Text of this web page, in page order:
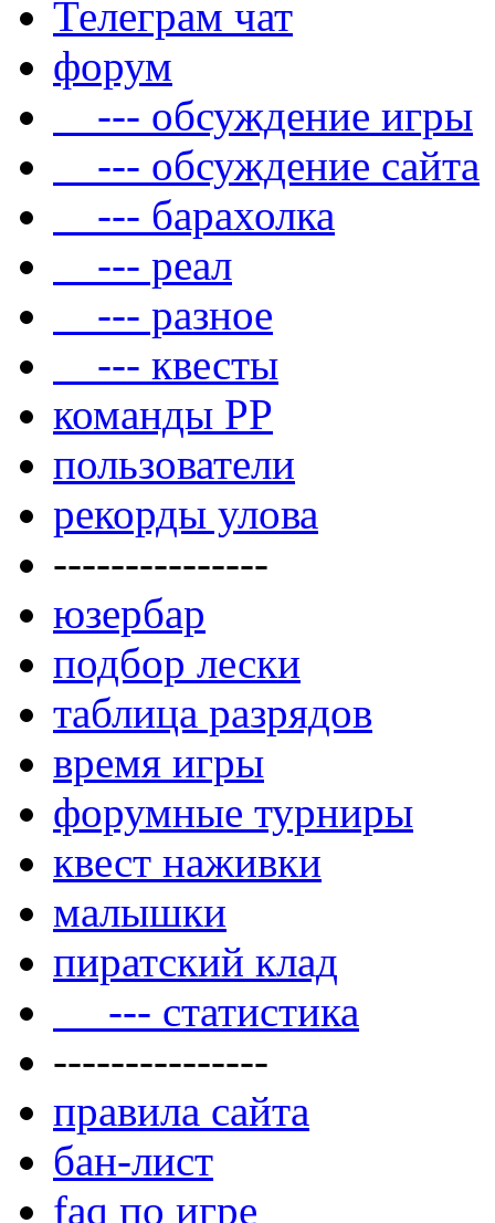
Телеграм чат
форум
--- обсуждение игры
--- обсуждение сайта
--- барахолка
--- реал
--- разное
--- квесты
команды РР
пользователи
рекорды улова
---------------
юзербар
подбор лески
таблица разрядов
время игры
форумные турниры
квест наживки
малышки
пиратский клад
--- статистика
---------------
правила сайта
бан-лист
faq по игре